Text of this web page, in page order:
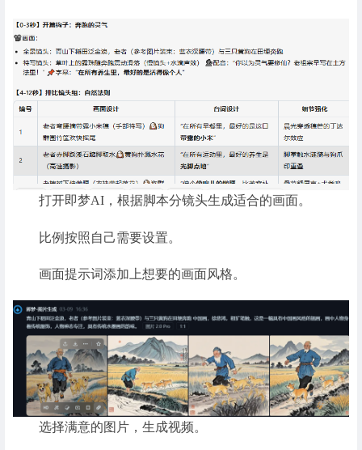
打开即梦AI，根据脚本分镜头生成适合的画面。
比例按照自己需要设置。
画面提示词添加上想要的画面风格。
选择满意的图片，生成视频。